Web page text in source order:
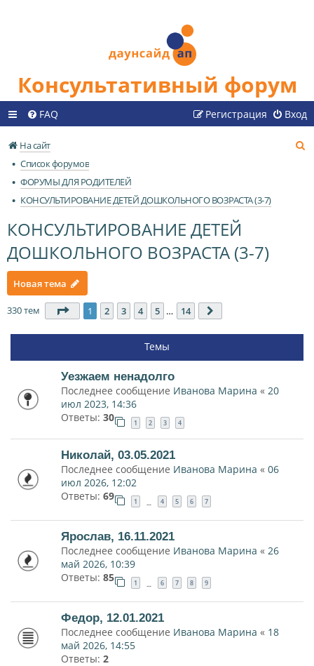
Консультативный форум
FAQ Вход
Регистрация
На сайт
Список форумов
ФОРУМЫ ДЛЯ РОДИТЕЛЕЙ
КОНСУЛЬТИРОВАНИЕ ДЕТЕЙ ДОШКОЛЬНОГО ВОЗРАСТА (3-7)
КОНСУЛЬТИРОВАНИЕ ДЕТЕЙ
ДОШКОЛЬНОГО ВОЗРАСТА (3-7)
Новая тема
330 тем Страница 1из 14
1 2 3 4 5 … 14
Темы
Уезжаем ненадолго
Последнее сообщение Иванова Марина « 20
июл 2023, 14:36
Ответы: 30 1 2 3 4
Николай, 03.05.2021
Последнее сообщение Иванова Марина « 06
июл 2026, 12:02
Ответы: 69 1 … 4 5 6 7
Ярослав, 16.11.2021
Последнее сообщение Иванова Марина « 26
май 2026, 10:39
Ответы: 85 1 … 6 7 8 9
Федор, 12.01.2021
Последнее сообщение Иванова Марина « 18
май 2026, 14:55
Ответы: 2